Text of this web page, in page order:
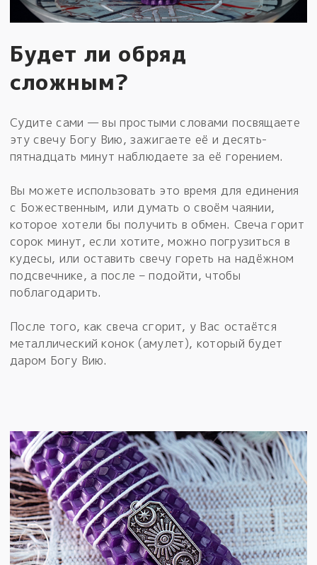
Будет ли обряд
сложным?
Судите сами — вы простыми словами посвящаете
эту свечу Богу Вию, зажигаете её и десять-
пятнадцать минут наблюдаете за её горением.
Вы можете использовать это время для единения
с Божественным, или думать о своём чаянии,
которое хотели бы получить в обмен. Свеча горит
сорок минут, если хотите, можно погрузиться в
кудесы, или оставить свечу гореть на надёжном
подсвечнике, а после – подойти, чтобы
поблагодарить.
После того, как свеча сгорит, у Вас остаётся
металлический конок (амулет), который будет
даром Богу Вию.